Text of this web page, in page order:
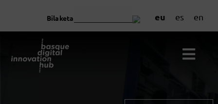
eu es en
Bilaketa